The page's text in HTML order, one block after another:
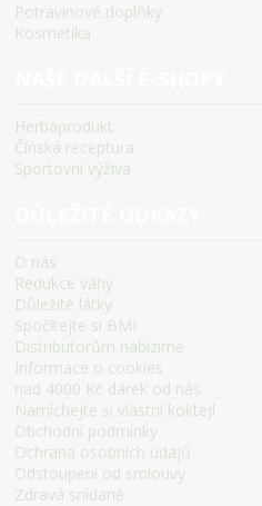
Potravinové doplňky
Kosmetika
Herbaprodukt
Čínská receptura
Sportovní výživa
O nás
Redukce váhy
Důležité látky
Spočítejte si BMI
Distributorům nabízíme
Informace o cookies
nad 4000 Kč dárek od nás
Namíchejte si vlastní koktejl
Obchodní podmínky
Ochrana osobních údajů
Odstoupení od smlouvy
Zdravá snídaně